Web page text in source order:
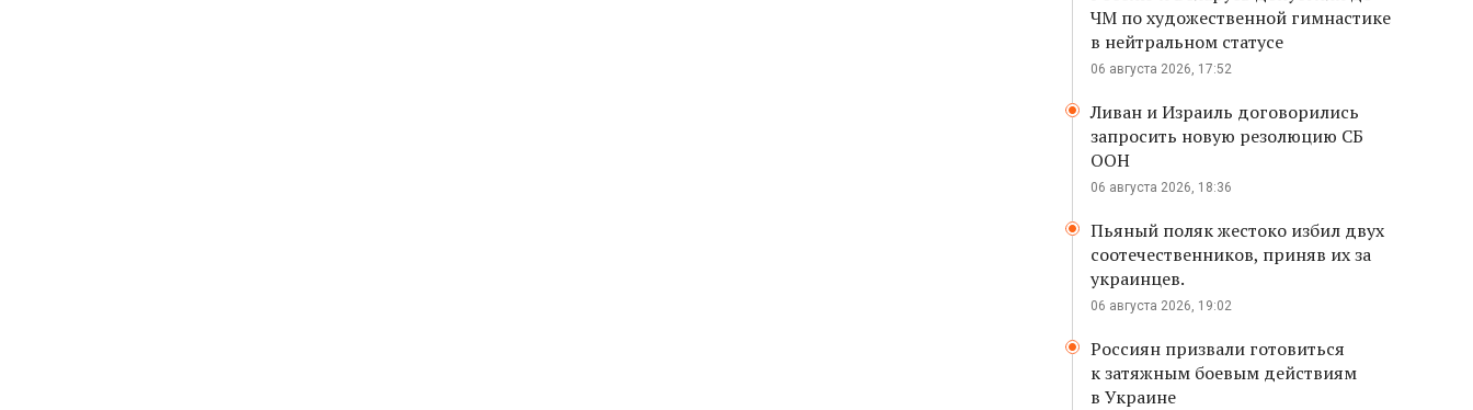
ЧМ по художественной гимнастике
в нейтральном статусе
06 августа 2026, 17:52
Ливан и Израиль договорились
запросить новую резолюцию СБ
ООН
06 августа 2026, 18:36
Пьяный поляк жестоко избил двух
соотечественников, приняв их за
украинцев.
06 августа 2026, 19:02
Россиян призвали готовиться
к затяжным боевым действиям
в Украине